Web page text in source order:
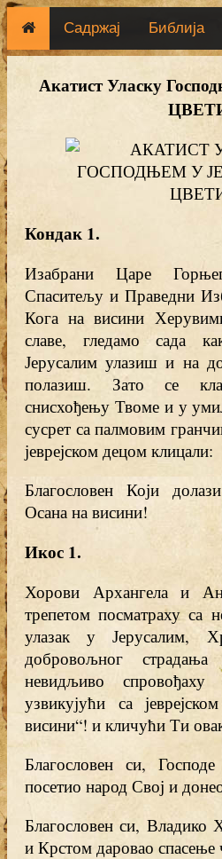
Садржај Библија
Акатист Уласку
Кондак 1.
Изабрани Царе
Спаситељу и Праведни
Кога на висини
славе, гледамо сада
Јерусалим улазиш и на
полазиш. Зато се
снисхођењу Твоме и у
сусрет са палмовим
јеврејском децом клицали:
Благословен Који
Осана на висини!
Икос 1.
Хорови Архангела и
трепетом посматраху са
улазак у Јерусалим,
добровољног
невидљиво
узвикујући са
висини“! и кличући Ти
Благословен си,
посетио народ Свој и
Благословен си, Владико
и Крстом даровао